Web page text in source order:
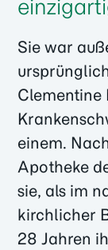
Sie war
Clementine
einem.
Apotheke
sie, als im
kirchlicher
28 Jahren